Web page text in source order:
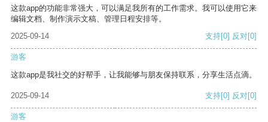
这款app的功能非常强大，可以满足我所有的工作需求。我可以使用它来
编辑文档、制作演示文稿、管理日程安排等。
2025-09-14
支持[0] 反对[0]
游客
这款app是我社交的好帮手，让我能够与朋友保持联系，分享生活点滴。
2025-09-14 支持[0] 反对[0]
游客